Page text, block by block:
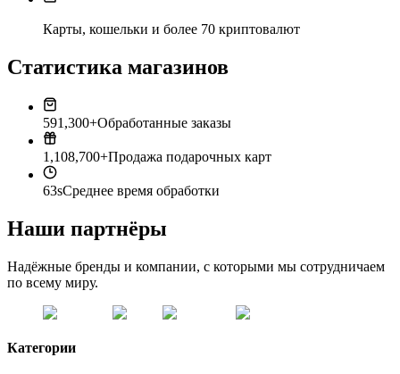
Карты, кошельки и более 70 криптовалют
Статистика магазинов
591,300+Обработанные заказы
1,108,700+Продажа подарочных карт
63sСреднее время обработки
Наши партнёры
Надёжные бренды и компании, с которыми мы сотрудничаем
по всему миру.
Категории